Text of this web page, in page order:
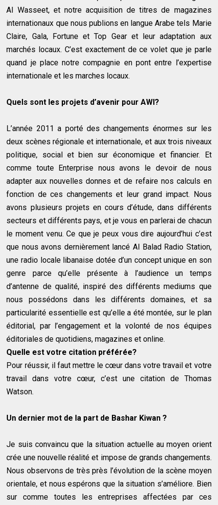
Al Wasseet, et notre acquisition de titres de magazines
internationaux que nous publions en langue Arabe tels Marie
Claire, Gala, Fortune et Top Gear et leur adaptation aux
marchés locaux. C’est exactement de ce volet que je parle
quand je place notre compagnie en pont entre l’expertise
internationale et les marches locaux.
Quels sont les projets d’avenir pour AWI?
L’année 2011 a porté des changements énormes sur les
deux scènes régionale et internationale, et aux trois niveaux
politique, social et bien sur économique et financier. Et
comme toute Enterprise nous avons le devoir de nous
adapter aux nouvelles donnes et de refaire nos calculs en
fonction de ces changements et leur grand impact. Nous
avons plusieurs projets en cours d’étude, dans différents
secteurs et différents pays, et je vous en parlerai de chacun
le moment venu. Ce que je peux vous dire aujourd’hui c’est
que nous avons dernièrement lancé Al Balad Radio Station,
une radio locale libanaise dotée d’un concept unique en son
genre parce qu’elle présente à l’audience un temps
d’antenne de qualité, inspiré des différents mediums que
nous possédons dans les différents domaines, et sa
particularité essentielle est qu’elle a été montée, sur le plan
éditorial, par l’engagement et la volonté de nos équipes
éditoriales de quotidiens, magazines et online.
Quelle est votre citation préférée?
Pour réussir, il faut mettre le cœur dans votre travail et votre
travail dans votre cœur, c’est une citation de Thomas
Watson.
Un dernier mot de la part de Bashar Kiwan ?
Je suis convaincu que la situation actuelle au moyen orient
crée une nouvelle réalité et impose de grands changements.
Nous observons de très près l’évolution de la scène moyen
orientale, et nous espérons que la situation s’améliore. Bien
sur comme toutes les entreprises affectées par ces